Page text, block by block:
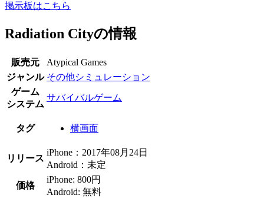
掲示板はこちら
Radiation Cityの情報
販売元
Atypical Games
ジャンル その他シミュレーション
ゲーム
システム
サバイバルゲーム
タグ 横画面
リリース
iPhone：2017年08月24日
Android：未定
価格
iPhone: 800円
Android: 無料